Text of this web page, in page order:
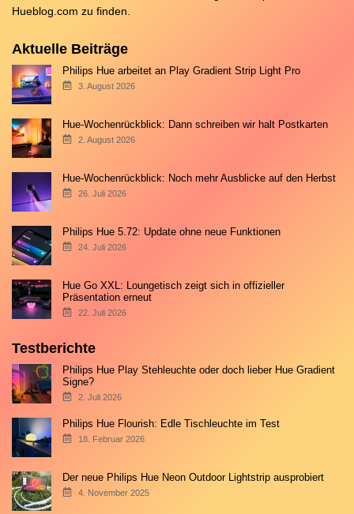
Hueblog.com zu finden.
Aktuelle Beiträge
Philips Hue arbeitet an Play Gradient Strip Light Pro
3. August 2026
Hue-Wochenrückblick: Dann schreiben wir halt Postkarten
2. August 2026
Hue-Wochenrückblick: Noch mehr Ausblicke auf den Herbst
26. Juli 2026
Philips Hue 5.72: Update ohne neue Funktionen
24. Juli 2026
Hue Go XXL: Loungetisch zeigt sich in offizieller
Präsentation erneut
22. Juli 2026
Testberichte
Philips Hue Play Stehleuchte oder doch lieber Hue Gradient
Signe?
2. Juli 2026
Philips Hue Flourish: Edle Tischleuchte im Test
18. Februar 2026
Der neue Philips Hue Neon Outdoor Lightstrip ausprobiert
4. November 2025